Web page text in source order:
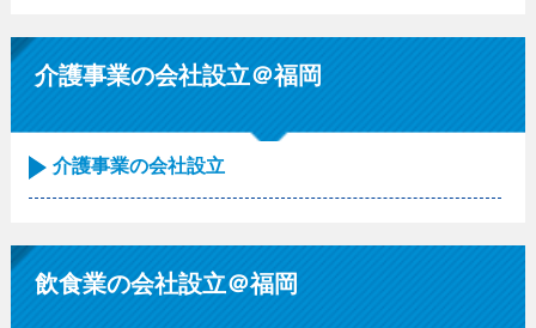
介護事業の会社設立＠福岡
介護事業の会社設立
飲食業の会社設立＠福岡